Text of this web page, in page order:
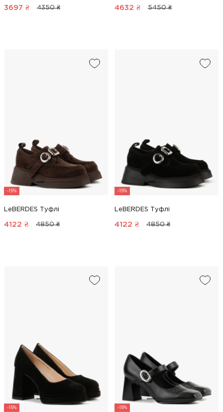
3697 ₴ 4350 ₴ 4632 ₴ 5450 ₴
-15%
LeBERDES Туфлі
4122 ₴ 4850 ₴
-15%
LeBERDES Туфлі
4122 ₴ 4850 ₴
-15% -15%